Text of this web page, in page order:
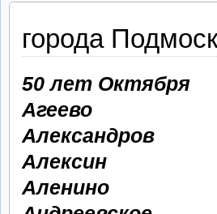
города
50 лет Октября
Агеево
Александров
Алексин
Аленино